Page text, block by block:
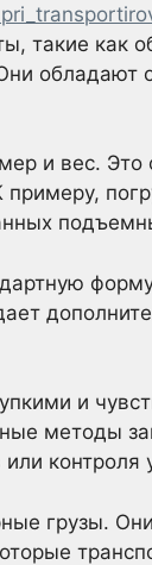
такие как
обладают
и вес. Это
и
методы
контроля
грузы.